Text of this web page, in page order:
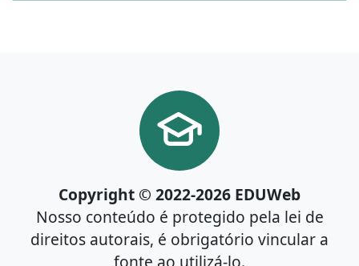
Copyright © 2022-2026 EDUWeb
Nosso conteúdo é protegido pela lei de
direitos autorais, é obrigatório vincular a